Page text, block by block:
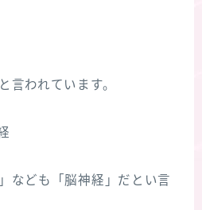
れています。
「脳神経」だとい言